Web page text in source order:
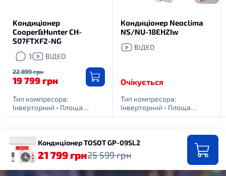
Kондиціонер
Cooper&Hunter CH-
S07FTXF2-NG
1 ВІДЕО
22 899 грн
19 799 грн
Тип компресора:
Інверторний • Площа
обігріву приміщення, м. кв:
Кондиціонер Neoclima
NS/NU-18EHZIw
ВІДЕО
Очікується
Тип компресора:
Інверторний • Площа
обігріву приміщення, м. кв:
Кондиціонер TOSOT GP-09SL2
21 799 грн25 599 грн